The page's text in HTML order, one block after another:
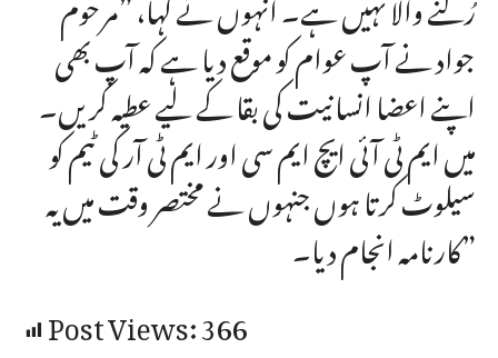
جواد نے آپ عوام کو موقع دیا ہے کہ آپ بھی
اپنے اعضا انسانیت کی بقا کے لیے عطیہ کریں۔
میں ایم ٹی آئی ایچ ایم سی اور ایم ٹی آر کی ٹیم کو
سیلوٹ کرتا ہوں جنہوں نے مختصر وقت میں یہ
کارنامہ انجام دیا۔”
Post Views:366